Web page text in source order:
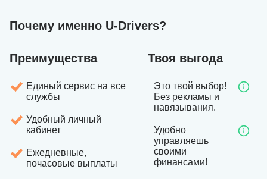
Почему именно U-Drivers?
Преимущества
Единый сервис на все
службы
Удобный личный
кабинет
Ежедневные,
почасовые выплаты
Твоя выгода
Это твой выбор!
Без рекламы и
навязывания.
Удобно
управляешь
своими
финансами!